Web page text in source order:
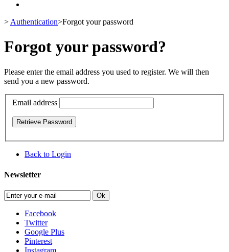
> Authentication>Forgot your password
Forgot your password?
Please enter the email address you used to register. We will then
send you a new password.
Email address
Retrieve Password
Back to Login
Newsletter
Ok
Facebook
Twitter
Google Plus
Pinterest
Instagram